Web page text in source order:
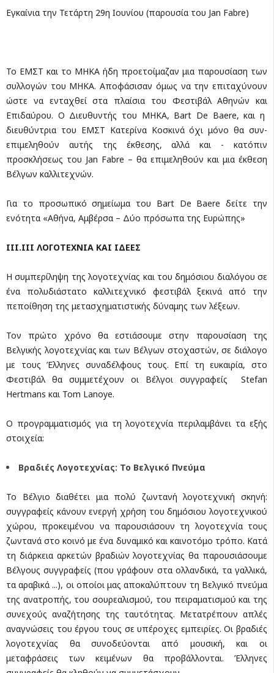
Εγκαίνια την Τετάρτη 29η Ιουνίου (παρουσία του Jan Fabre)
Το ΕΜΣΤ και το MHKA ήδη προετοίμαζαν μια παρουσίαση των
συλλογών του MHKA. Αποφάσισαν όμως να την επιταχύνουν
ώστε να ενταχθεί στα πλαίσια του Φεστιβάλ Αθηνών και
Επιδαύρου. Ο Διευθυντής του ΜHKA, Bart De Baere, και η
διευθύντρια του ΕΜΣΤ Κατερίνα Κοσκινά όχι μόνο θα συν-
επιμεληθούν αυτής της έκθεσης, αλλά και - κατόπιν
προσκλήσεως του Jan Fabre – θα επιμεληθούν και μια έκθεση
Βέλγων καλλιτεχνών.
Για το προσωπικό σημείωμα του Bart De Baere δείτε την
ενότητα «Αθήνα, Αμβέρσα – Δύο πρόσωπα της Ευρώπης»
ΙΙΙ.ΙΙΙ ΛΟΓΟΤΕΧΝΙΑ ΚΑΙ ΙΔΕΕΣ
Η συμπερίληψη της λογοτεχνίας και του δημόσιου διαλόγου σε
ένα πολυδιάστατο καλλιτεχνικό φεστιβάλ ξεκινά από την
πεποίθηση της μετασχηματιστικής δύναμης των λέξεων.
Τον πρώτο χρόνο θα εστιάσουμε στην παρουσίαση της
Βελγικής λογοτεχνίας και των Βέλγων στοχαστών, σε διάλογο
με τους Έλληνες συναδέλφους τους. Επί τη ευκαιρία, στο
Φεστιβάλ θα συμμετέχουν οι Βέλγοι συγγραφείς Stefan
Hertmans και Tom Lanoye.
Ο προγραμματισμός για τη λογοτεχνία περιλαμβάνει τα εξής
στοιχεία:
Βραδιές Λογοτεχνίας: Το Βελγικό Πνεύμα
Το Βέλγιο διαθέτει μια πολύ ζωντανή λογοτεχνική σκηνή:
συγγραφείς κάνουν ενεργή χρήση του δημόσιου λογοτεχνικού
χώρου, προκειμένου να παρουσιάσουν τη λογοτεχνία τους
ζωντανά στο κοινό με ένα δυναμικό και καινοτόμο τρόπο. Κατά
τη διάρκεια αρκετών βραδιών λογοτεχνίας θα παρουσιάσουμε
Βέλγους συγγραφείς (που γράφουν στα ολλανδικά, τα γαλλικά,
τα αραβικά ...), οι οποίοι μας αποκαλύπτουν τη Βελγικό πνεύμα
της ανατροπής, του σουρεαλισμού, του πειραματισμού και της
συνεχούς αναζήτησης της ταυτότητας. Μετατρέπουν απλές
αναγνώσεις του έργου τους σε υπέροχες εμπειρίες. Οι βραδιές
λογοτεχνίας θα συνοδεύονται από μουσική, και οι
μεταφράσεις των κειμένων θα προβάλλονται. Έλληνες